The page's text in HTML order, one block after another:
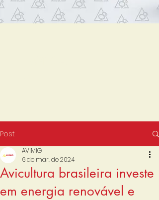
Post
Avicultura brasileira investe
em energia renovável e
AVIMIG
6 de mar. de 2024